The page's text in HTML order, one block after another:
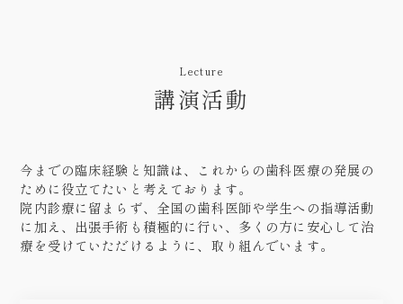
Lecture
講演活動
今までの臨床経験と知識は、これからの歯科医療の発展の
ために役立てたいと考えております。
院内診療に留まらず、全国の歯科医師や学生への指導活動
に加え、出張手術も積極的に行い、多くの方に安心して治
療を受けていただけるように、取り組んでいます。